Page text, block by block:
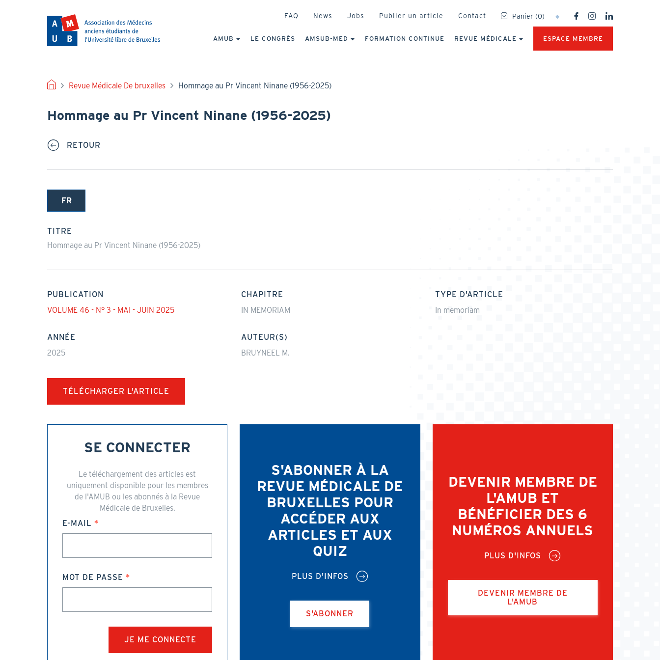
HEADER
FAQ News Jobs Publier un article Contact Panier (0)
SOCIAL
NETWORKS
PRINCIPALE
AMUB LE CONGRÈS AMSUB-MED FORMATION CONTINUE REVUE MÉDICALE ESPACE MEMBRE
FIL
D'ARIANE
Revue Médicale De bruxelles Hommage au Pr Vincent Ninane (1956-2025)
Hommage au Pr Vincent Ninane (1956-2025)
RETOUR
FR
(onglet
TITRE
Hommage au Pr Vincent Ninane (1956-2025)
PUBLICATION
VOLUME 46 - N° 3 - MAI - JUIN 2025
CHAPITRE
IN MEMORIAM
TYPE D'ARTICLE
In memoriam
ANNÉE
2025
AUTEUR(S)
BRUYNEEL M.
TÉLÉCHARGER L'ARTICLE
SE CONNECTER
Le téléchargement des articles est
uniquement disponible pour les membres
de l'AMUB ou les abonnés à la Revue
Médicale de Bruxelles.
E-MAIL
MOT DE PASSE
S'ABONNER À LA
REVUE MÉDICALE DE
BRUXELLES POUR
ACCÉDER AUX
ARTICLES ET AUX
QUIZ
PLUS D'INFOS
S'ABONNER
DEVENIR MEMBRE DE
L'AMUB ET
BÉNÉFICIER DES 6
NUMÉROS ANNUELS
PLUS D'INFOS
DEVENIR MEMBRE DE
L'AMUB